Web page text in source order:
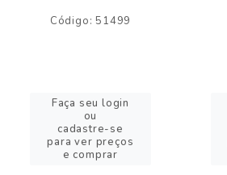
Código: 51499
Faça seu login
ou
cadastre-se
para ver preços
e comprar